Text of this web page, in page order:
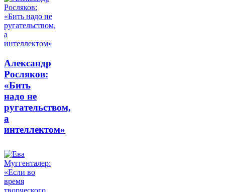
Александр
Росляков:
«Бить
надо не
ругательством,
а
интеллектом»